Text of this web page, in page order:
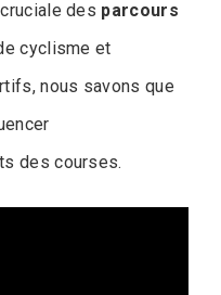
des parcours
cyclisme et
nous savons que
des courses.